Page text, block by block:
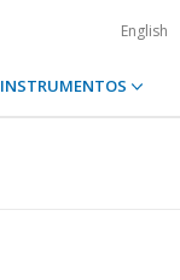
English
INSTRUMENTOS